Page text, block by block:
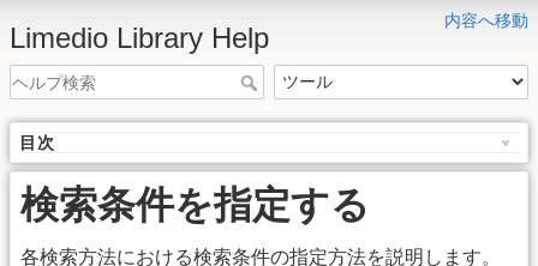
内容へ移動
Limedio Library Help
目次
検索条件を指定する
各検索方法における検索条件の指定方法を説明します。